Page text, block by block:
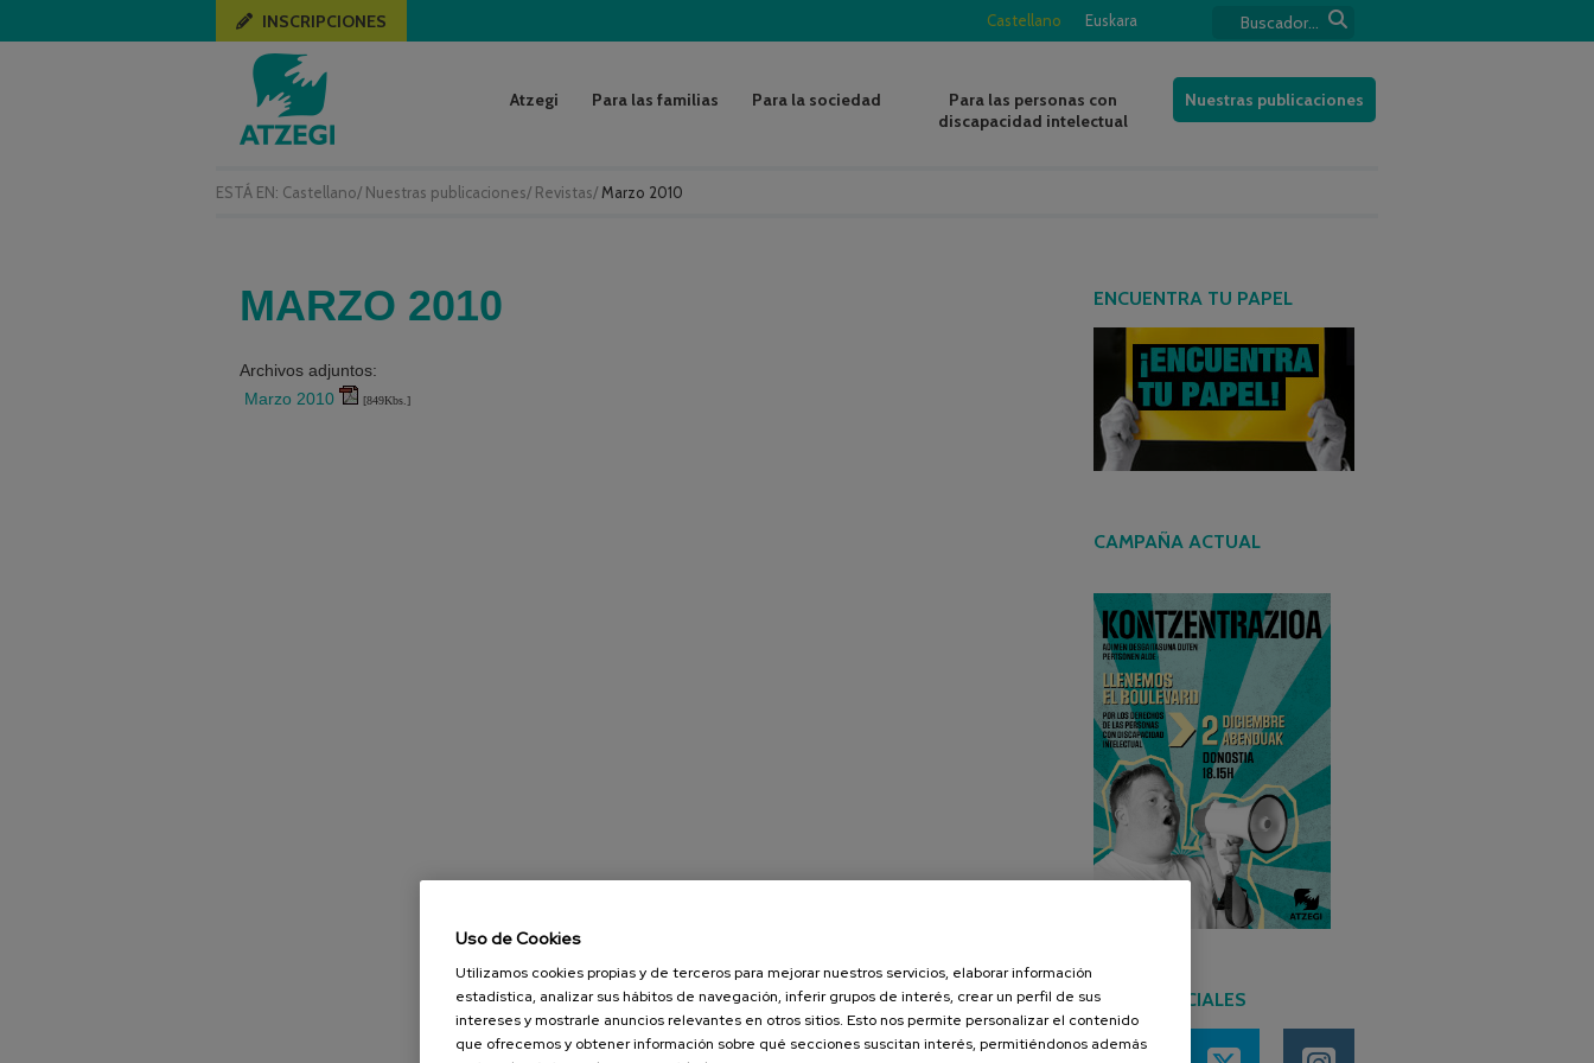
ESTÁ EN: Castellano/ Nuestras publicaciones/ Revistas/ Marzo 2010
Castellano Euskara
INSCRIPCIONES
Atzegi Para las familias Para la sociedad
Para las personas con
discapacidad intelectual
Nuestras publicaciones
MARZO 2010
Archivos adjuntos:
Marzo 2010
[849Kbs.]
ENCUENTRA TU PAPEL
CAMPAÑA ACTUAL
REDES SOCIALES
Uso de Cookies
Utilizamos cookies propias y de terceros para mejorar nuestros servicios, elaborar información
estadística, analizar sus hábitos de navegación, inferir grupos de interés, crear un perfil de sus
intereses y mostrarle anuncios relevantes en otros sitios. Esto nos permite personalizar el contenido
que ofrecemos y obtener información sobre qué secciones suscitan interés, permitiéndonos además